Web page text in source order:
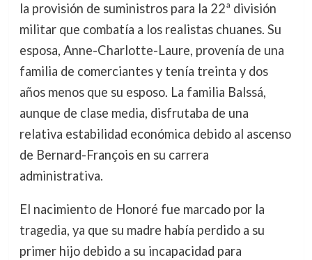
la provisión de suministros para la 22ª división
militar que combatía a los realistas chuanes. Su
esposa, Anne-Charlotte-Laure, provenía de una
familia de comerciantes y tenía treinta y dos
años menos que su esposo. La familia Balssá,
aunque de clase media, disfrutaba de una
relativa estabilidad económica debido al ascenso
de Bernard-François en su carrera
administrativa.
El nacimiento de Honoré fue marcado por la
tragedia, ya que su madre había perdido a su
primer hijo debido a su incapacidad para